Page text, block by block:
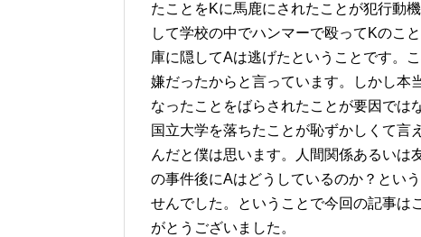
たことをKに馬鹿にされたことが犯行動
して学校の中でハンマーで殴ってKのこ
庫に隠してAは逃げたということです。
嫌だったからと言っています。しかし本
なったことをばらされたことが要因では
国立大学を落ちたことが恥ずかしくて言
んだと僕は思います。人間関係あるいは
の事件後にAはどうしているのか？とい
せんでした。ということで今回の記事は
がとうございました。